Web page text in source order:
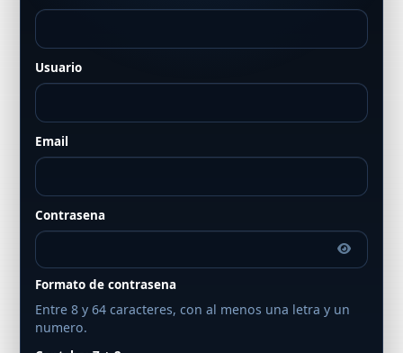
Usuario
Email
Contrasena
Formato de contrasena
Entre 8 y 64 caracteres, con al menos una letra y un
numero.